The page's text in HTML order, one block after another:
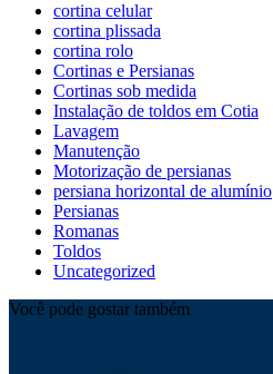
cortina celular
cortina plissada
cortina rolo
Cortinas e Persianas
Cortinas sob medida
Instalação de toldos em Cotia
Lavagem
Manutenção
Motorização de persianas
persiana horizontal de alumínio
Persianas
Romanas
Toldos
Uncategorized
Você pode gostar também